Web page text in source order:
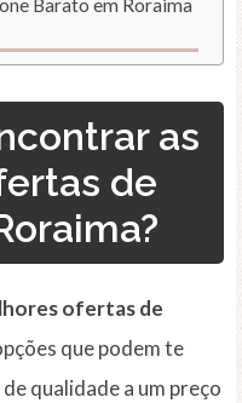
Barato em Roraima
as
de
ofertas de
que podem te
qualidade a um preço